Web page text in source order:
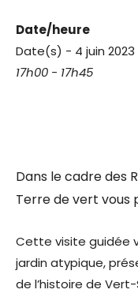
Date/heure
Date(s) - 4 juin 2023
17h00 - 17h45
Dans le cadre des
Terre de vert vous
Cette visite guidée
jardin atypique,
de l’histoire de